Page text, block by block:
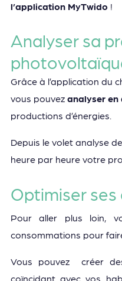
l’application MyTwido !
Analyser sa
Grâce à l’application du
vous pouvez analyser
productions d’énergies.
Depuis le volet analyse
heure par heure votre
Optimiser
Pour aller plus loin,
consommations pour
Vous pouvez créer
coïncidant avec vos